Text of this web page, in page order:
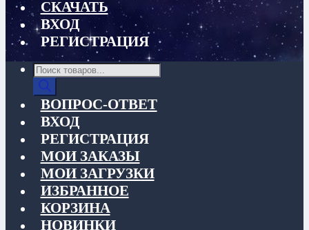
СКАЧАТЬ
ВХОД
РЕГИСТРАЦИЯ
Поиск
товаров
ВОПРОС-ОТВЕТ
ВХОД
РЕГИСТРАЦИЯ
МОИ ЗАКАЗЫ
МОИ ЗАГРУЗКИ
ИЗБРАННОЕ
КОРЗИНА
НОВИНКИ